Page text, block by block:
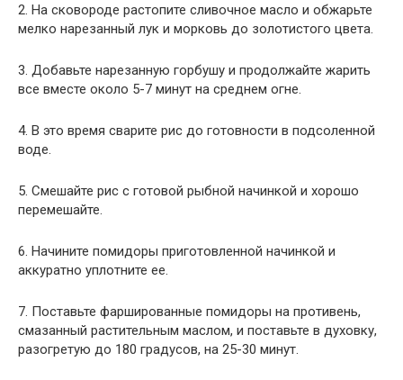
2. На сковороде растопите сливочное масло и обжарьте
мелко нарезанный лук и морковь до золотистого цвета.
3. Добавьте нарезанную горбушу и продолжайте жарить
все вместе около 5-7 минут на среднем огне.
4. В это время сварите рис до готовности в подсоленной
воде.
5. Смешайте рис с готовой рыбной начинкой и хорошо
перемешайте.
6. Начините помидоры приготовленной начинкой и
аккуратно уплотните ее.
7. Поставьте фаршированные помидоры на противень,
смазанный растительным маслом, и поставьте в духовку,
разогретую до 180 градусов, на 25-30 минут.